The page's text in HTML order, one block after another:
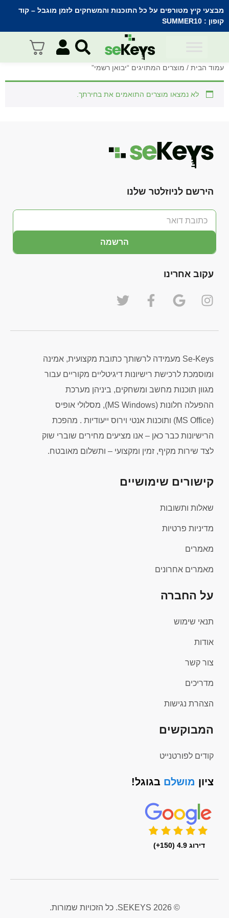
מבצעי קיץ מטורפים על כל התוכנות והמשחקים לזמן מוגבל – קוד
קופון : SUMMER10
עמוד הבית / מוצרים המתויגים “יבואן רשמי”
לא נמצאו מוצרים התואמים את בחירתך.
הירשם לניוזלטר שלנו
הרשמה
עקוב אחרינו
Se-Keys מעמידה לרשותך כתובת מקצועית, אמינה
ומוסמכת לרכישת רישיונות דיגיטליים מקוריים עבור
מגוון תוכנות מחשב ומשחקים, ביניהן מערכת
ההפעלה חלונות (MS Windows), מסלולי אופיס
(MS Office) ותוכנות אנטי וירוס ייעודיות . מהפכת
הרישיונות כבר כאן – אנו מציעים מחירים שוברי שוק
לצד שירות מקיף, זמין ומקצועי – ותשלום מאובטח.
קישורים שימושיים
שאלות ותשובות
מדיניות פרטיות
מאמרים
מאמרים אחרונים
על החברה
תנאי שימוש
אודות
צור קשר
מדריכים
הצהרת נגישות
המבוקשים
קודים לפורטנייט
ציון מושלם בגוגל!
דירוג 4.9 (150+)
© 2026 SEKEYS. כל הזכויות שמורות.